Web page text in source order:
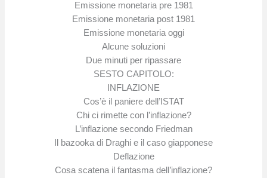
Emissione monetaria pre 1981
Emissione monetaria post 1981
Emissione monetaria oggi
Alcune soluzioni
Due minuti per ripassare
SESTO CAPITOLO:
INFLAZIONE
Cos’è il paniere dell’ISTAT
Chi ci rimette con l’inflazione?
L’inflazione secondo Friedman
Il bazooka di Draghi e il caso giapponese
Deflazione
Cosa scatena il fantasma dell’inflazione?